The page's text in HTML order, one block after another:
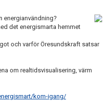
energianvändning?
det energismarta hemmet
och varför Öresundskraft satsar
om realtidsvisualisering, värm
kom-igang/